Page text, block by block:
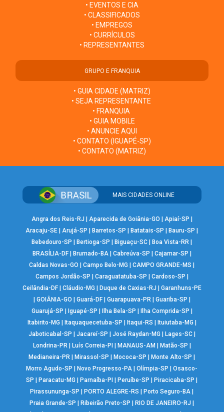
• EVENTOS E CIA
• CLASSIFICADOS
• EMPREGOS
• CURRÍCULOS
• REPRESENTANTES
GRUPO E FRANQUIA
• GUIA CIDADE (MATRIZ)
• SEJA REPRESENTANTE
• FRANQUIA
• GUIA MOBILE
• ANUNCIE AQUI
• CONTATO (IGUAPÉ-SP)
• CONTATO (MATRIZ)
MAIS CIDADES ONLINE
Angra dos Reis-RJ Aparecida de Goiânia-GO Apiaí-SP
Aracaju-SE |Arujá-SP Barretos-SP Batatais-SP Bauru-SP
Bebedouro-SP
Bertioga-SP Biguaçu-SC Boa Vista-RR
BRASÍLIA-DF| Brumado-BA| Cabreúva-SP Cajamar-SP
Caldas Novas-GO
|Campo Belo-MG |CAMPO GRANDE-MS
Campos Jordão-SP
Caraguatatuba-SP Cardoso-SP
Ceilândia-DF| Cláudio-MG Duque de Caxias-RJ
Garanhuns-PE
GOIÂNIA-GO Guará-DF| Guarapuava-PR| Guariba-SP
Guarujá-SP
Iguapé-SP Ilha Bela-SP Ilha Comprida-SP
Itabirito-MG
Itaquaquecetuba-SP Itaqui-RS Ituiutaba-MG
Jaboticabal-SP
Jacareí-SP José Raydan-MG Lages-SC|
Londrina-PR| Luís Correia-PI MANAUS-AM Matão-SP
Medianeira-PR
Mirassol-SP Mococa-SP Monte Alto-SP
Morro Agudo-SP
Novo Progresso-PA |Olímpia-SP |Osasco-
SP
Paracatu-MG Parnaíba-PI Peruíbe-SP Piracicaba-SP
Pirassununga-SP
PORTO ALEGRE-RS Porto Seguro-BA
Praia Grande-SP
Ribeirão Preto-SP RIO DE JANEIRO-RJ